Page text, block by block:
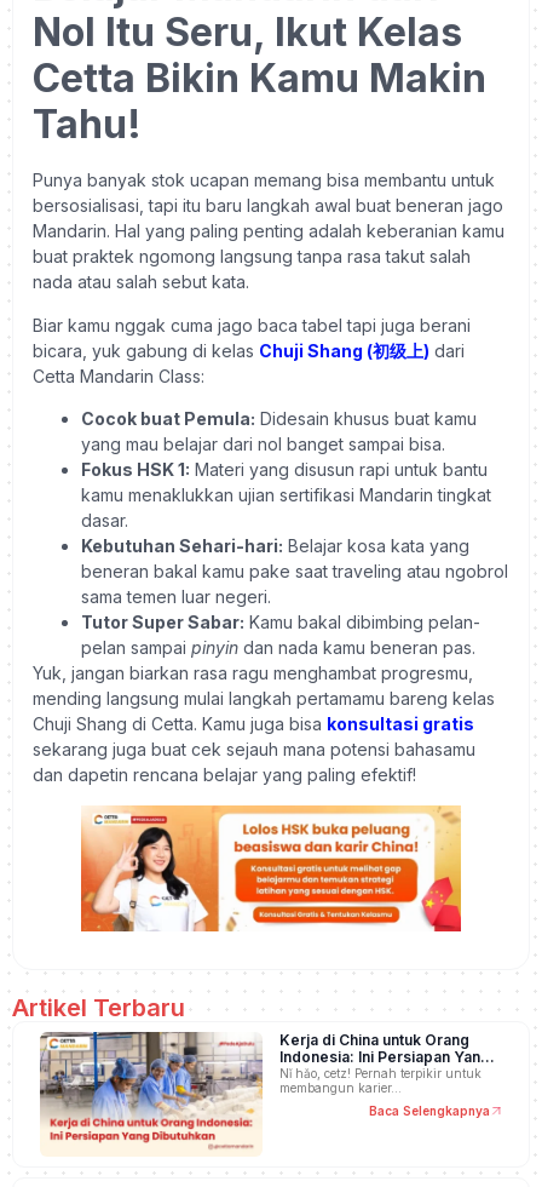
Nol Itu Seru, Ikut Kelas
Cetta Bikin Kamu Makin
Tahu!
Punya banyak stok ucapan memang bisa membantu untuk
bersosialisasi, tapi itu baru langkah awal buat beneran jago
Mandarin. Hal yang paling penting adalah keberanian kamu
buat praktek ngomong langsung tanpa rasa takut salah
nada atau salah sebut kata.
Biar kamu nggak cuma jago baca tabel tapi juga berani
bicara, yuk gabung di kelas Chuji Shang (初级上) dari
Cetta Mandarin Class:
Cocok buat Pemula: Didesain khusus buat kamu
yang mau belajar dari nol banget sampai bisa.
Fokus HSK 1: Materi yang disusun rapi untuk bantu
kamu menaklukkan ujian sertifikasi Mandarin tingkat
dasar.
Kebutuhan Sehari-hari: Belajar kosa kata yang
beneran bakal kamu pake saat traveling atau ngobrol
sama temen luar negeri.
Tutor Super Sabar: Kamu bakal dibimbing pelan-
pelan sampai pinyin dan nada kamu beneran pas.
Yuk, jangan biarkan rasa ragu menghambat progresmu,
mending langsung mulai langkah pertamamu bareng kelas
Chuji Shang di Cetta. Kamu juga bisa konsultasi gratis
sekarang juga buat cek sejauh mana potensi bahasamu
dan dapetin rencana belajar yang paling efektif!
Artikel Terbaru
Kerja di China untuk Orang
Indonesia: Ini Persiapan Yang
Dibutuhkan
Nǐ hǎo, cetz! Pernah terpikir untuk
membangun karier…
Baca Selengkapnya